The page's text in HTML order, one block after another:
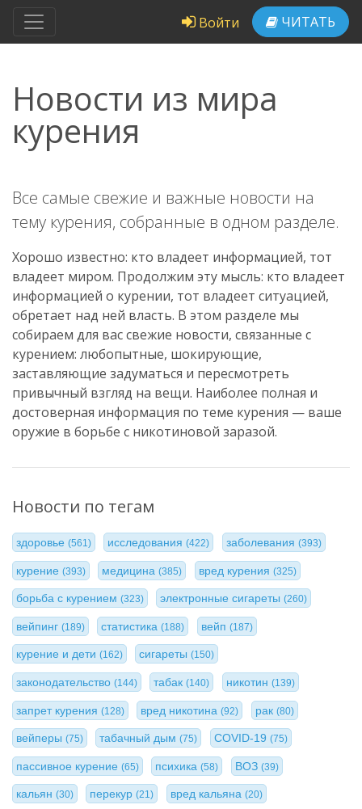
Войти ЧИТАТЬ
Новости из мира
курения
Все самые свежие и важные новости на
тему курения, собранные в одном разделе.
Хорошо известно: кто владеет информацией, тот
владеет миром. Продолжим эту мысль: кто владеет
информацией о курении, тот владеет ситуацией,
обретает над ней власть. В этом разделе мы
собираем для вас свежие новости, связанные с
курением: любопытные, шокирующие,
заставляющие задуматься и пересмотреть
привычный взгляд на вещи. Наиболее полная и
достоверная информация по теме курения — ваше
оружие в борьбе с никотиновой заразой.
Новости по тегам
здоровье (561) исследования(422) заболевания (393)
курение (393) медицина(385) вред курения (325)
борьба с курением (323) электронные сигареты(260)
вейпинг (189) статистика(188) вейп (187)
курение и дети (162) сигареты(150)
законодательство (144) табак(140) никотин (139)
запрет курения (128) вред никотина(92) рак (80)
вейперы (75) табачный дым(75) COVID-19 (75)
пассивное курение (65) психика(58) ВОЗ (39)
кальян (30) перекур(21) вред кальяна (20)